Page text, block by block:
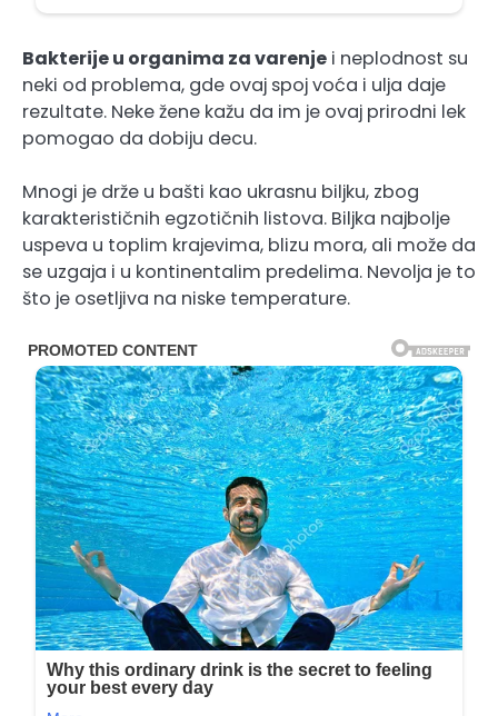
Bakterije u organima za varenje i neplodnost su
neki od problema, gde ovaj spoj voća i ulja daje
rezultate. Neke žene kažu da im je ovaj prirodni lek
pomogao da dobiju decu.
Mnogi je drže u bašti kao ukrasnu biljku, zbog
karakterističnih egzotičnih listova. Biljka najbolje
uspeva u toplim krajevima, blizu mora, ali može da
se uzgaja i u kontinentalim predelima. Nevolja je to
što je osetljiva na niske temperature.